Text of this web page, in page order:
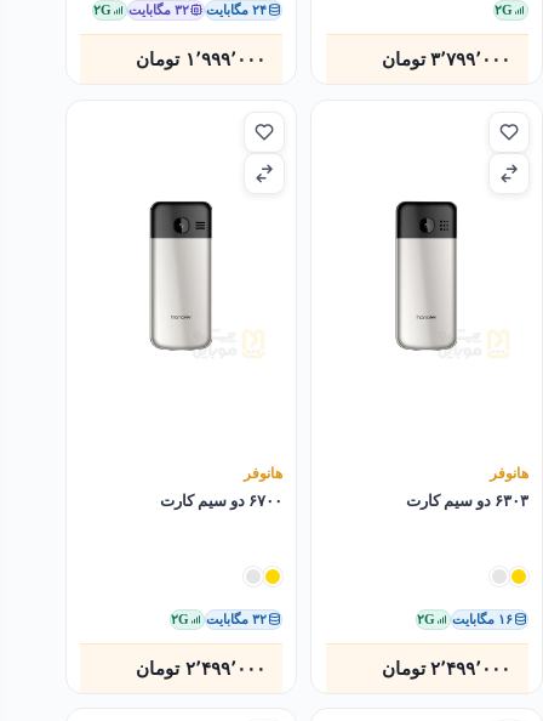
۲G
۳٬۷۹۹٬۰۰۰ تومان
۲۴ مگابایت ۳۲ مگابایت ۲G
۱٬۹۹۹٬۰۰۰ تومان
هانوفر
۶۳۰۳ دو سیم کارت
۱۶ مگابایت ۲G
۲٬۴۹۹٬۰۰۰ تومان
هانوفر
۶۷۰۰ دو سیم کارت
۳۲ مگابایت ۲G
۲٬۴۹۹٬۰۰۰ تومان